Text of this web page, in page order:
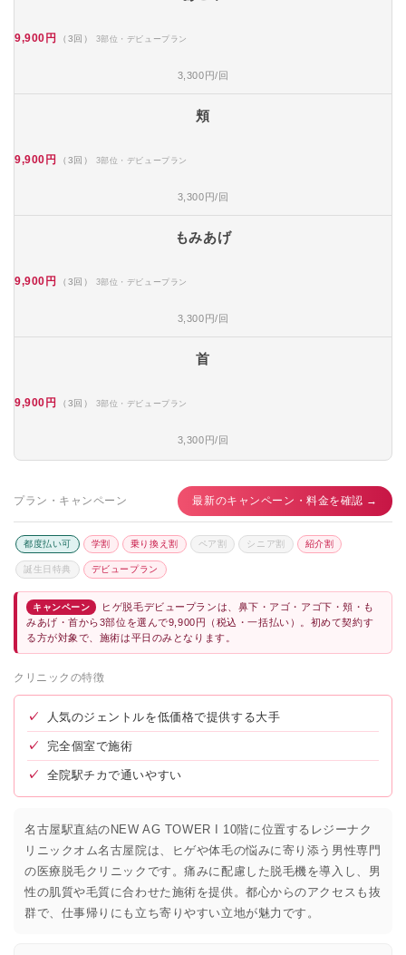
9,900円 （3回） 3部位・デビュープラン
3,300円/回
頬
9,900円 （3回） 3部位・デビュープラン
3,300円/回
もみあげ
9,900円 （3回） 3部位・デビュープラン
3,300円/回
首
9,900円 （3回） 3部位・デビュープラン
3,300円/回
プラン・キャンペーン 最新のキャンペーン・料金を確認 →
都度払い可 学割 乗り換え割 ペア割 シニア割 紹介割
誕生日特典 デビュープラン
キャンペーン
ヒゲ脱毛デビュープランは、鼻下・アゴ・アゴ下・頬・も
みあげ・首から3部位を選んで9,900円（税込・一括払い）。初めて契約す
る方が対象で、施術は平日のみとなります。
クリニックの特徴
✓ 人気のジェントルを低価格で提供する大手
✓ 完全個室で施術
✓ 全院駅チカで通いやすい
名古屋駅直結のNEW AG TOWER I 10階に位置するレジーナク
リニックオム名古屋院は、ヒゲや体毛の悩みに寄り添う男性専門
の医療脱毛クリニックです。痛みに配慮した脱毛機を導入し、男
性の肌質や毛質に合わせた施術を提供。都心からのアクセスも抜
群で、仕事帰りにも立ち寄りやすい立地が魅力です。